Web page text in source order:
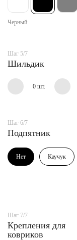
Черный
Шаг 5/7
Шильдик
0 шт.
Шаг 6/7
Подпятник
Нет Каучук
Шаг 7/7
Крепления для
ковриков